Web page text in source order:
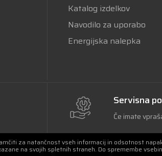
Katalog izdelkov
Navodilo za uporabo
Energijska nalepka
Servisna
Če imate
za natančnost vseh informacij in odsotnost
na svojih spletnih straneh. Do spremembe